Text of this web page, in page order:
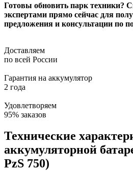
Готовы обновить парк техники?
экспертами прямо сейчас для
предложения и консультации по
Доставляем
по всей России
Гарантия на аккумулятор
2 года
Удовлетворяем
95% заказов
Технические
аккумуляторной
PzS 750)